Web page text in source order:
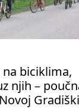
na biciklima,
njih –
Gradiški